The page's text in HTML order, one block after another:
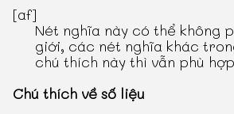
[af]
Nét nghĩa này có thể không
giới, các nét nghĩa khác
chú thích này thì vẫn phù
Chú thích về số liệu